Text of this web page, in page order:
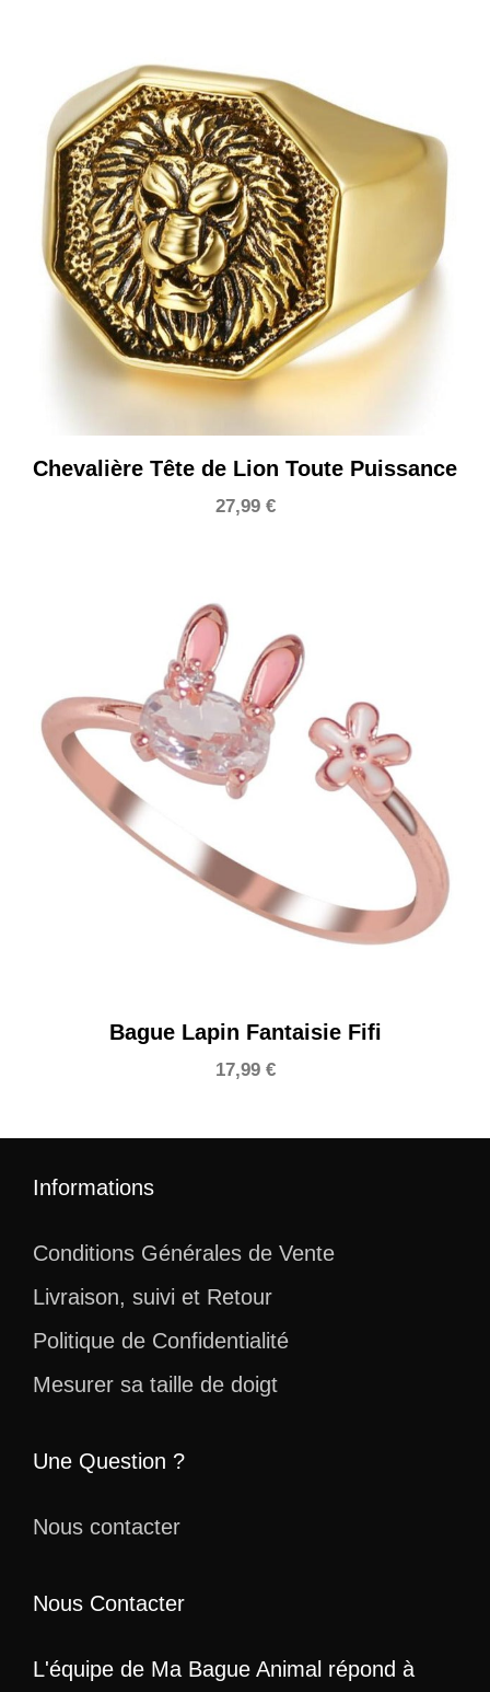
Chevalière Tête de Lion Toute Puissance
27,99 €
Bague Lapin Fantaisie Fifi
17,99 €
Informations
Conditions Générales de Vente
Livraison, suivi et Retour
Politique de Confidentialité
Mesurer sa taille de doigt
Une Question ?
Nous contacter
Nous Contacter
L'équipe de Ma Bague Animal répond à